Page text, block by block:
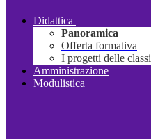
Didattica
Panoramica
Offerta formativa
I progetti delle classi
Amministrazione
Modulistica